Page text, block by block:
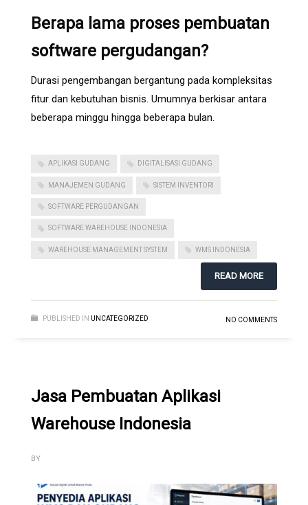
Berapa lama proses pembuatan
software pergudangan?
Durasi pengembangan bergantung pada kompleksitas
fitur dan kebutuhan bisnis. Umumnya berkisar antara
beberapa minggu hingga beberapa bulan.
APLIKASI GUDANG DIGITALISASI GUDANG
MANAJEMEN GUDANG SISTEM INVENTORI
SOFTWARE PERGUDANGAN
SOFTWARE WAREHOUSE INDONESIA
WAREHOUSE MANAGEMENT SYSTEM WMS INDONESIA
READ MORE
PUBLISHED IN UNCATEGORIZED NO COMMENTS
Jasa Pembuatan Aplikasi
Warehouse Indonesia
BY